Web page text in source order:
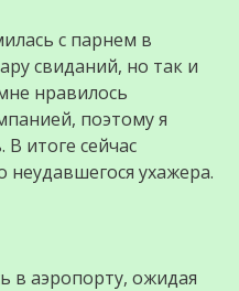
с парнем в
свиданий, но так и
нравилось
поэтому я
итоге сейчас
неудавшегося ухажера.
в аэропорту, ожидая